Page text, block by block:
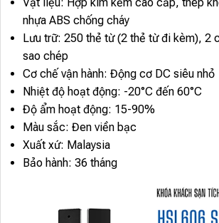
nhựa ABS chống cháy
Lưu trữ: 250 thẻ từ (2 thẻ từ đi kèm), 2
sao chép
Cơ chế vận hành: Động cơ DC siêu nhỏ
Nhiệt độ hoạt động: -20°C đến 60°C
Độ ẩm hoạt động: 15-90%
Màu sắc: Đen viền bạc
Xuất xứ: Malaysia
Bảo hành: 36 tháng